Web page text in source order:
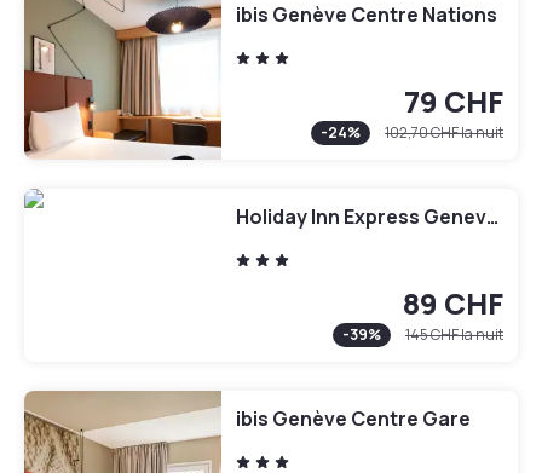
ibis Genève Centre Nations
79 CHF
-24% 102,70 CHFla nuit
Holiday Inn Express Geneva Airport by IHG
89 CHF
-39% 145 CHFla nuit
ibis Genève Centre Gare